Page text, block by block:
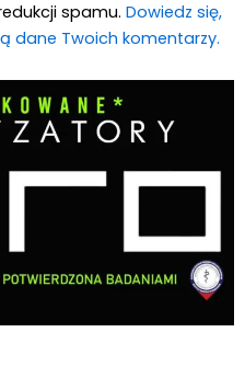
spamu. Dowiedz się,
dane Twoich komentarzy.